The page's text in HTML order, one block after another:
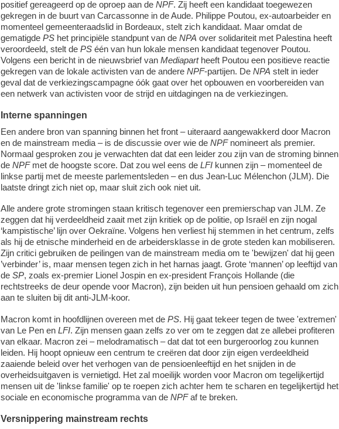
positief gereageerd op de oproep aan de NPF. Zij heeft een kandidaat toegewezen
gekregen in de buurt van Carcassonne in de Aude. Philippe Poutou, ex-autoarbeider en
momenteel gemeenteraadslid in Bordeaux, stelt zich kandidaat. Maar omdat de
gematigde PShet principiële standpunt van de NPA over solidariteit met Palestina heeft
veroordeeld, stelt de PSéén van hun lokale mensen kandidaat tegenover Poutou.
Volgens een bericht in de nieuwsbrief van Mediapartheeft Poutou een positieve reactie
gekregen van de lokale activisten van de andere NPF-partijen. De NPA stelt in ieder
geval dat de verkiezingscampagne óók gaat over het opbouwen en voorbereiden van
een netwerk van activisten voor de strijd en uitdagingen na de verkiezingen.
Interne spanningen
Een andere bron van spanning binnen het front – uiteraard aangewakkerd door Macron
en de mainstream media – is de discussie over wie de NPFnomineert als premier.
Normaal gesproken zou je verwachten dat dat een leider zou zijn van de stroming binnen
de NPFmet de hoogste score. Dat zou wel eens de LFIkunnen zijn – momenteel de
linkse partij met de meeste parlementsleden – en dus Jean-Luc Mélenchon (JLM). Die
laatste dringt zich niet op, maar sluit zich ook niet uit.
Alle andere grote stromingen staan kritisch tegenover een premierschap van JLM. Ze
zeggen dat hij verdeeldheid zaait met zijn kritiek op de politie, op Israël en zijn nogal
‘kampistische’ lijn over Oekraïne. Volgens hen verliest hij stemmen in het centrum, zelfs
als hij de etnische minderheid en de arbeidersklasse in de grote steden kan mobiliseren.
Zijn critici gebruiken de peilingen van de mainstream media om te 'bewijzen' dat hij geen
’verbinder’ is, maar mensen tegen zich in het harnas jaagt. Grote ‘mannen’ op leeftijd van
de SP, zoals ex-premier Lionel Jospin en ex-president François Hollande (die
rechtstreeks de deur opende voor Macron), zijn beiden uit hun pensioen gehaald om zich
aan te sluiten bij dit anti-JLM-koor.
Macron komt in hoofdlijnen overeen met de PS. Hij gaat tekeer tegen de twee 'extremen'
van Le Pen en LFI. Zijn mensen gaan zelfs zo ver om te zeggen dat ze allebei profiteren
van elkaar. Macron zei – melodramatisch – dat dat tot een burgeroorlog zou kunnen
leiden. Hij hoopt opnieuw een centrum te creëren dat door zijn eigen verdeeldheid
zaaiende beleid over het verhogen van de pensioenleeftijd en het snijden in de
overheidsuitgaven is vernietigd. Het zal moeilijk worden voor Macron om tegelijkertijd
mensen uit de 'linkse familie' op te roepen zich achter hem te scharen en tegelijkertijd het
sociale en economische programma van de NPFaf te breken.
Versnippering mainstream rechts